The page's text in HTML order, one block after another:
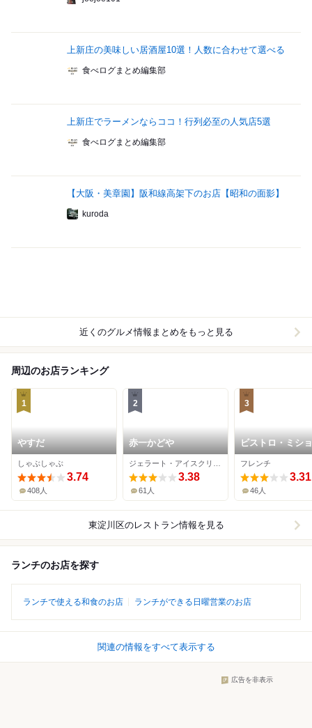
上新庄の美味しい居酒屋10選！人数に合わせて選べる
食べログまとめ編集部
上新庄でラーメンならココ！行列必至の人気店5選
食べログまとめ編集部
【大阪・美章園】阪和線高架下のお店【昭和の面影】
kuroda
近くのグルメ情報まとめをもっと見る
周辺のお店ランキング
1
やすだ
しゃぶしゃぶ
3.74
408人
2
赤一かどや
3.38
61人
3
ビストロ・ミシ
フレンチ
3.31
46人
東淀川区のレストラン情報を見る
ランチのお店を探す
ランチで使える和食のお店 ランチができる日曜営業のお店
関連の情報をすべて表示する
広告を非表示